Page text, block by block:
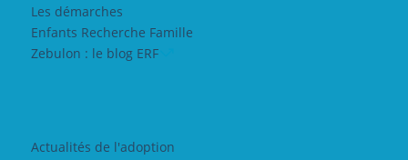
Les démarches
Enfants Recherche Famille
Zebulon : le blog ERF
Actualités de l'adoption